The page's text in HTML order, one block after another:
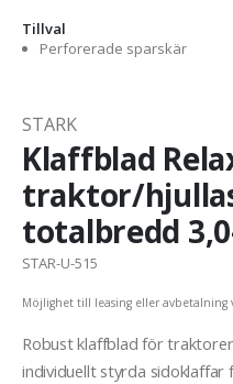
Tillval
Perforerade sparskär
STARK
Klaffblad
traktor/
totalbredd
STAR-U-515
Möjlighet till leasing eller avbetalning
Robust klaffblad för
individuellt styrda